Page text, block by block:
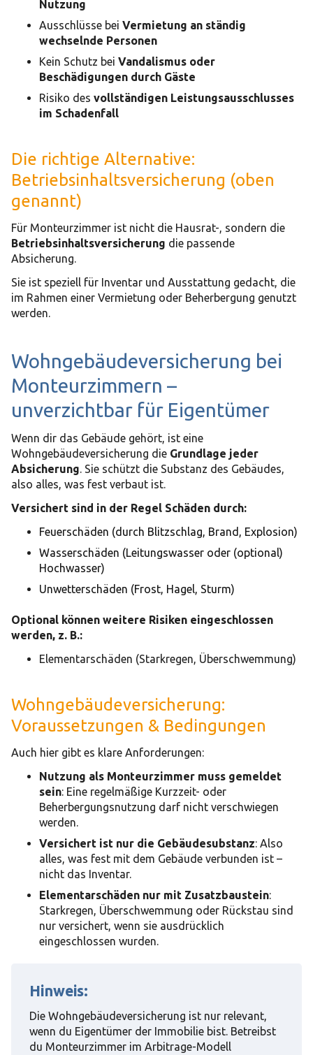
Nutzung
Ausschlüsse bei Vermietung an ständig
wechselnde Personen
Kein Schutz bei Vandalismus oder
Beschädigungen durch Gäste
Risiko des vollständigen Leistungsausschlusses
im Schadenfall
Die richtige Alternative:
Betriebsinhaltsversicherung (oben
genannt)
Für Monteurzimmer ist nicht die Hausrat-, sondern die
Betriebsinhaltsversicherung die passende
Absicherung.
Sie ist speziell für Inventar und Ausstattung gedacht, die
im Rahmen einer Vermietung oder Beherbergung genutzt
werden.
Wohngebäudeversicherung bei
Monteurzimmern –
unverzichtbar für Eigentümer
Wenn dir das Gebäude gehört, ist eine
Wohngebäudeversicherung die Grundlage jeder
Absicherung. Sie schützt die Substanz des Gebäudes,
also alles, was fest verbaut ist.
Versichert sind in der Regel Schäden durch:
Feuerschäden (durch Blitzschlag, Brand, Explosion)
Wasserschäden (Leitungswasser oder (optional)
Hochwasser)
Unwetterschäden (Frost, Hagel, Sturm)
Optional können weitere Risiken eingeschlossen
werden, z. B.:
Elementarschäden (Starkregen, Überschwemmung)
Wohngebäudeversicherung:
Voraussetzungen & Bedingungen
Auch hier gibt es klare Anforderungen:
Nutzung als Monteurzimmer muss gemeldet
sein: Eine regelmäßige Kurzzeit- oder
Beherbergungsnutzung darf nicht verschwiegen
werden.
Versichert ist nur die Gebäudesubstanz: Also
alles, was fest mit dem Gebäude verbunden ist –
nicht das Inventar.
Elementarschäden nur mit Zusatzbaustein:
Starkregen, Überschwemmung oder Rückstau sind
nur versichert, wenn sie ausdrücklich
eingeschlossen wurden.
Hinweis:
Die Wohngebäudeversicherung ist nur relevant,
wenn du Eigentümer der Immobilie bist. Betreibst
du Monteurzimmer im Arbitrage-Modell